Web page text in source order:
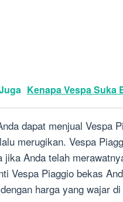
Kenapa Vespa Suka
dapat menjual Vespa
merugikan. Vespa
jika Anda telah
Vespa Piaggio bekas
harga yang wajar